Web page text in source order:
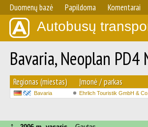
Duomenų bazė Papildoma Komentarai
Autobusų
Bavaria, Neoplan
Regionas (miestas) Įmonė / parkas
Bavaria Ehrlich Touristik GmbH &